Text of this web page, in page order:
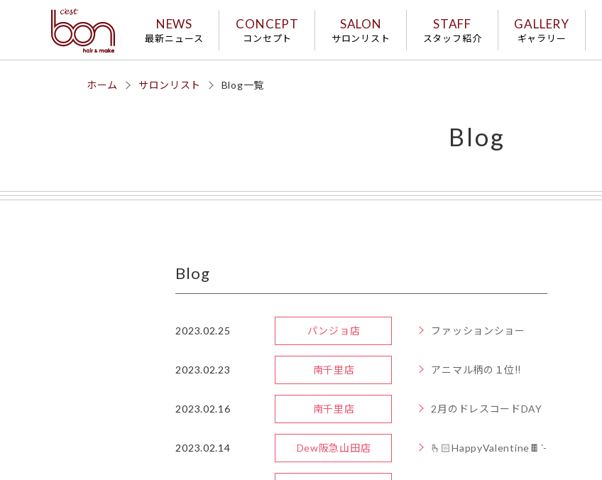
NEWS
最新ニュース
CONCEPT
コンセプト
SALON
サロンリスト
STAFF
スタッフ紹介
GALLERY
ギャラリー
ホーム サロンリスト Blog一覧
Blog
Blog
2023.02.25 パンジョ店 ファッションショー
2023.02.23 南千里店 アニマル柄の１位‼︎
2023.02.16 南千里店 2月のドレスコードDAY
2023.02.14 Dew阪急山田店 🫰🏻HappyValentine🍫´-